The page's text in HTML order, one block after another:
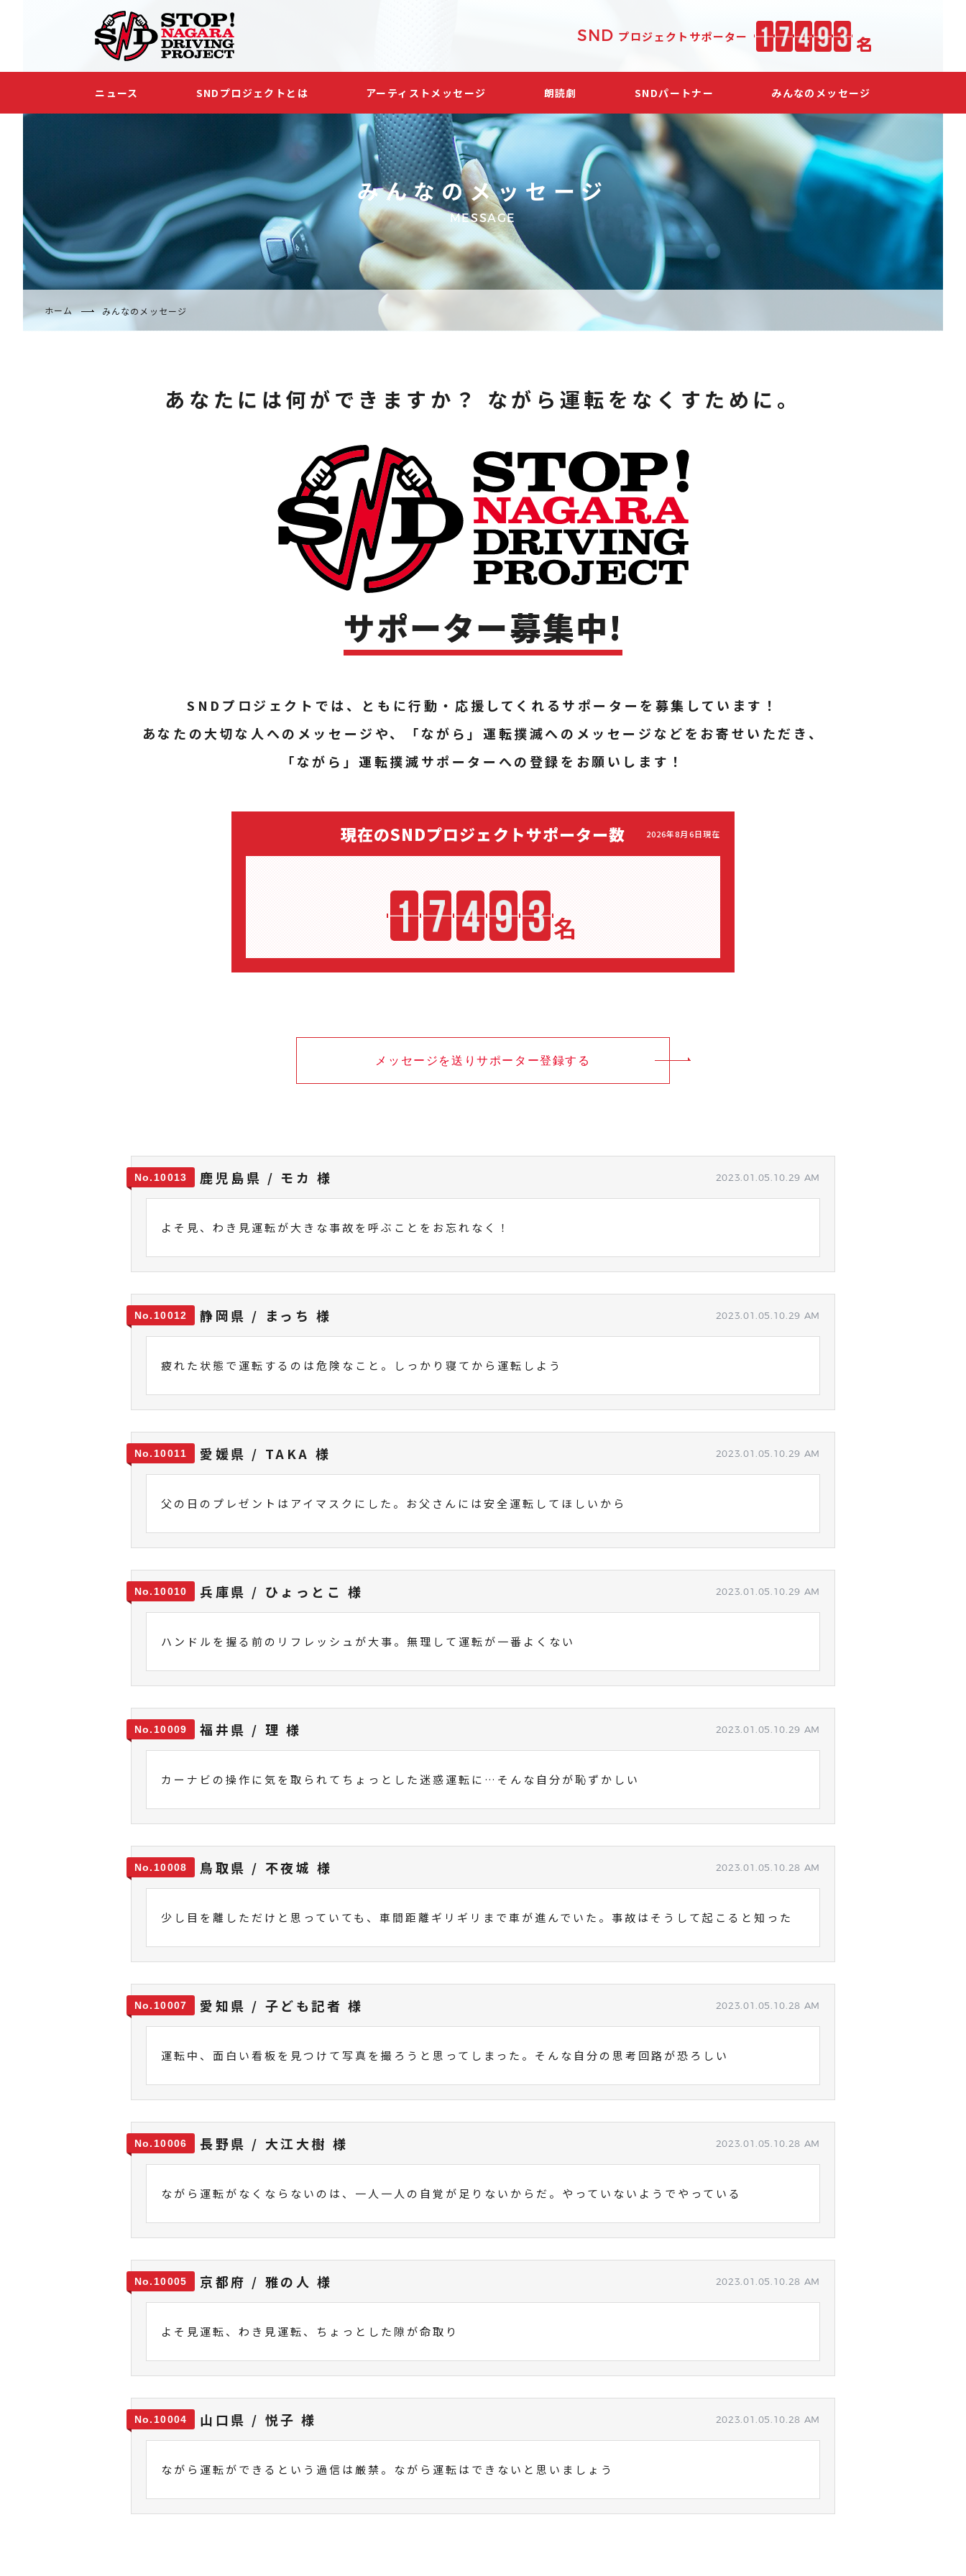
SND プロジェクト サポーター
ニュース SNDプロジェクトとは アーティストメッセージ 朗読劇 SNDパートナー みんなのメッセージ
みんなのメッセージ
MESSAGE
ホーム みんなのメッセージ
あなたには何ができますか？ ながら運転をなくすために。
サポーター募集中!
SNDプロジェクトでは、ともに行動・応援してくれるサポーターを募集しています！
あなたの大切な人へのメッセージや、「ながら」運転撲滅へのメッセージなどをお寄せいただき、
「ながら」運転撲滅サポーターへの登録をお願いします！
現在のSNDプロジェクトサポーター数 2026年8月6日現在
名
メッセージを送りサポーター登録する
2023.01.05.10.29 AM
10013 鹿児島県 / モカ 様
よそ見、わき見運転が大きな事故を呼ぶことをお忘れなく！
2023.01.05.10.29 AM
10012 静岡県 / まっち 様
疲れた状態で運転するのは危険なこと。しっかり寝てから運転しよう
2023.01.05.10.29 AM
10011 愛媛県 / TAKA 様
父の日のプレゼントはアイマスクにした。お父さんには安全運転してほしいから
2023.01.05.10.29 AM
10010 兵庫県 / ひょっとこ 様
ハンドルを握る前のリフレッシュが大事。無理して運転が一番よくない
2023.01.05.10.29 AM
10009 福井県 / 理 様
カーナビの操作に気を取られてちょっとした迷惑運転に…そんな自分が恥ずかしい
2023.01.05.10.28 AM
10008 鳥取県 / 不夜城 様
少し目を離しただけと思っていても、車間距離ギリギリまで車が進んでいた。事故はそうして起こると知った
2023.01.05.10.28 AM
10007 愛知県 / 子ども記者 様
運転中、面白い看板を見つけて写真を撮ろうと思ってしまった。そんな自分の思考回路が恐ろしい
2023.01.05.10.28 AM
10006 長野県 / 大江大樹 様
ながら運転がなくならないのは、一人一人の自覚が足りないからだ。やっていないようでやっている
2023.01.05.10.28 AM
10005 京都府 / 雅の人 様
よそ見運転、わき見運転、ちょっとした隙が命取り
2023.01.05.10.28 AM
10004 山口県 / 悦子 様
ながら運転ができるという過信は厳禁。ながら運転はできないと思いましょう